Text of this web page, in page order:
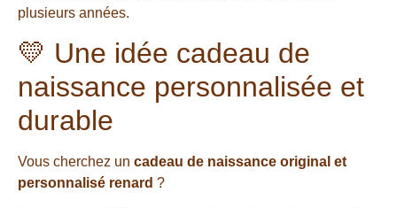
plusieurs années.
💛 Une idée cadeau de
naissance personnalisée et
durable
Vous cherchez un cadeau de naissance original et
personnalisé renard ?